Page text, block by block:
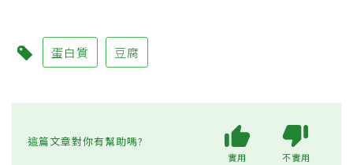
蛋白質 豆腐
這篇文章對你有幫助嗎?
實用 不實用